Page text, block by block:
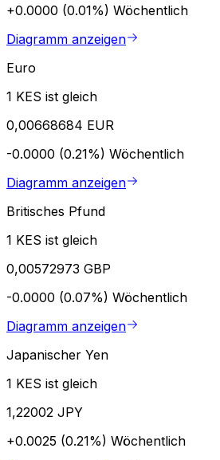
+0.0000 (0.01%) Wöchentlich
Diagramm anzeigen
Euro
1 KES ist gleich
0,00668684 EUR
-0.0000 (0.21%) Wöchentlich
Diagramm anzeigen
Britisches Pfund
1 KES ist gleich
0,00572973 GBP
-0.0000 (0.07%) Wöchentlich
Diagramm anzeigen
Japanischer Yen
1 KES ist gleich
1,22002 JPY
+0.0025 (0.21%) Wöchentlich